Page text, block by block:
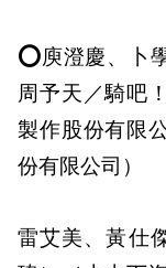
⭕庾澄慶、卜
周予天／騎吧
製作股份有限
份有限公司）
雷艾美、黃仕